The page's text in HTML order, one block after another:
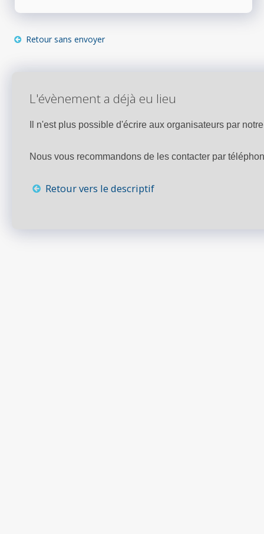
Retour sans envoyer
L'évènement a déjà eu lieu
Il n'est plus possible d'écrire aux organisateurs par
Nous vous recommandons de les contacter par
Retour vers le descriptif